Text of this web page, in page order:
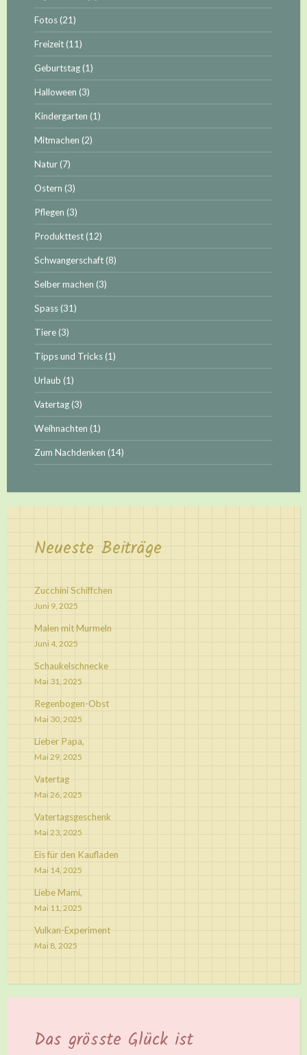
Fotos(21)
Freizeit(11)
Geburtstag(1)
Halloween (3)
Kindergarten (1)
Mitmachen (2)
Natur(7)
Ostern (3)
Pflegen (3)
Produkttest(12)
Schwangerschaft(8)
Selber machen (3)
Spass(31)
Tiere(3)
Tipps und Tricks(1)
Urlaub (1)
Vatertag(3)
Weihnachten (1)
Zum Nachdenken (14)
Neueste Beiträge
Zucchini Schiffchen
Juni 9, 2025
Malen mit Murmeln
Juni 4, 2025
Schaukelschnecke
Mai 31, 2025
Regenbogen-Obst
Mai 30, 2025
Lieber Papa,
Mai 29, 2025
Vatertag
Mai 26, 2025
Vatertagsgeschenk
Mai 23, 2025
Eis für den Kaufladen
Mai 14, 2025
Liebe Mami,
Mai 11, 2025
Vulkan-Experiment
Mai 8, 2025
Das grösste Glück ist